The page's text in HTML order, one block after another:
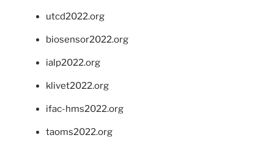
utcd2022.org
biosensor2022.org
ialp2022.org
klivet2022.org
ifac-hms2022.org
taoms2022.org